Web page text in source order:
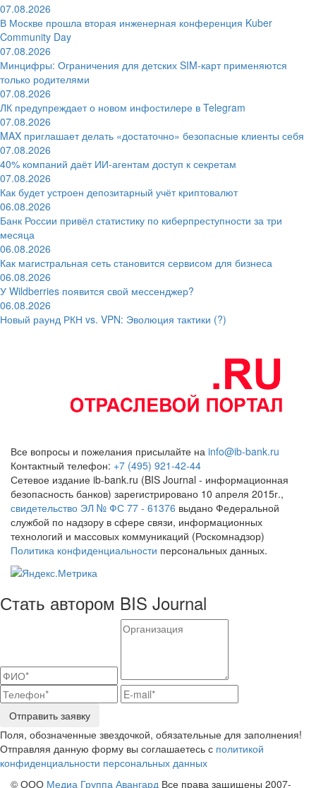
07.08.2026
В Москве прошла вторая инженерная конференция Kuber
Community Day
07.08.2026
Минцифры: Ограничения для детских SIM-карт применяются
только родителями
07.08.2026
ЛК предупреждает о новом инфостилере в Telegram
07.08.2026
MAX приглашает делать «достаточно» безопасные клиенты себя
07.08.2026
40% компаний даёт ИИ‑агентам доступ к секретам
07.08.2026
Как будет устроен депозитарный учёт криптовалют
06.08.2026
Банк России привёл статистику по киберпреступности за три
месяца
06.08.2026
Как магистральная сеть становится сервисом для бизнеса
06.08.2026
У Wildberries появится свой мессенджер?
06.08.2026
Новый раунд РКН vs. VPN: Эволюция тактики (?)
Все вопросы и пожелания присылайте на info@ib-bank.ru
Контактный телефон: +7 (495) 921-42-44
Сетевое издание ib-bank.ru (BIS Journal - информационная
безопасность банков) зарегистрировано 10 апреля 2015г.,
свидетельство ЭЛ № ФС 77 - 61376 выдано Федеральной
службой по надзору в сфере связи, информационных
технологий и массовых коммуникаций (Роскомнадзор)
Политика конфиденциальности персональных данных.
Стать автором BIS Journal
Отправить заявку
Поля, обозначенные звездочкой, обязательные для заполнения!
Отправляя данную форму вы соглашаетесь с политикой
конфиденциальности персональных данных
© ООО Медиа Группа Авангард Все права защищены 2007-